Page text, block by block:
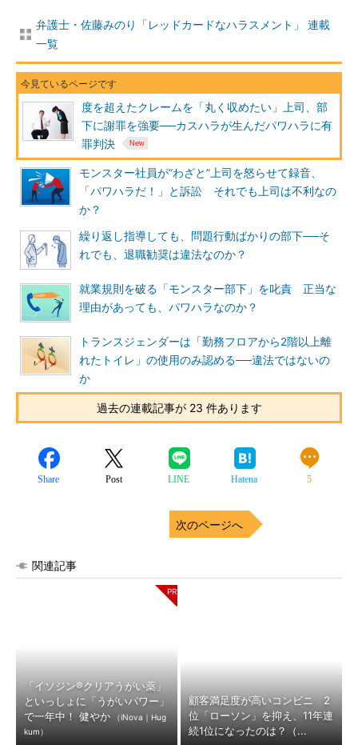
弁護士・佐藤みのり「レッドカードなハラスメント」 連載
一覧
度を超えたクレームを「丸く収めたい」上司、部
下に謝罪を強要──カスハラが生んだパワハラに有
罪判決
モンスター社員が“わざと”上司を怒らせて録音、
「パワハラだ！」と訴訟 それでも上司は不利なの
か？
繰り返し指導しても、問題行動ばかりの部下──そ
れでも、退職勧奨は違法なのか？
就業規則を破る「モンスター部下」を叱責 正当な
理由があっても、パワハラなのか？
トランスジェンダーは「勤務フロアから2階以上離
れたトイレ」の使用のみ認める──違法ではないの
か
過去の連載記事が 23 件あります
Share Post LINE Hatena 5
次のページへ
関連記事
「イソジン®クリアうがい薬」
といっしょに「うがいパワー」
で一年中！ 健やか
（iNova｜Hug
kum）
顧客満足度が高いコンビニ 2
位「ローソン」を抑え、11年連
続1位になったのは？（...